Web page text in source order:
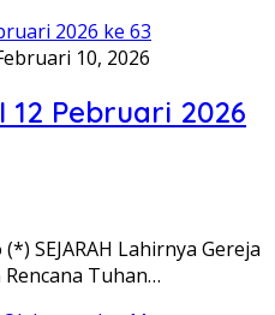
10, 2026
12 Pebruari 2026
SEJARAH Lahirnya Gereja
Tuhan…